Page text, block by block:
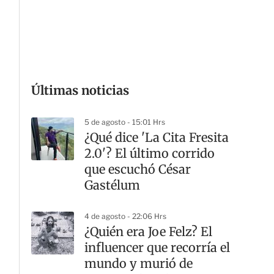
Últimas noticias
5 de agosto - 15:01 Hrs
¿Qué dice 'La Cita Fresita
2.0'? El último corrido
que escuchó César
Gastélum
4 de agosto - 22:06 Hrs
¿Quién era Joe Felz? El
influencer que recorría el
mundo y murió de